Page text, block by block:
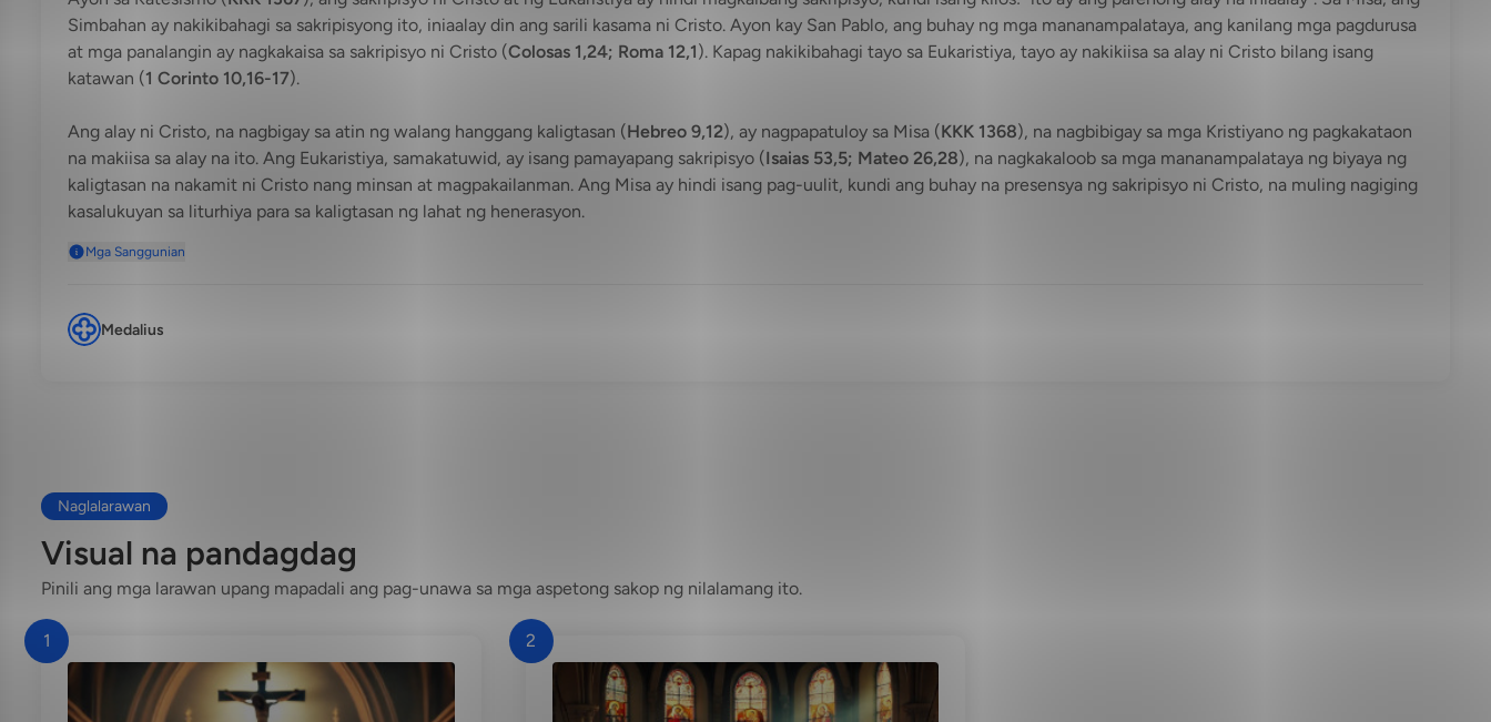
Simbahan ay nakikibahagi sa sakripisyong ito, iniaalay din ang sarili kasama ni Cristo. Ayon kay San Pablo, ang buhay ng mga mananampalataya, ang kanilang mga pagdurusa
at mga panalangin ay nagkakaisa sa sakripisyo ni Cristo (Colosas 1,24; Roma 12,1). Kapag nakikibahagi tayo sa Eukaristiya, tayo ay nakikiisa sa alay ni Cristo bilang isang
katawan (1 Corinto 10,16-17).
Ang alay ni Cristo, na nagbigay sa atin ng walang hanggang kaligtasan (Hebreo 9,12), ay nagpapatuloy sa Misa (KKK 1368), na nagbibigay sa mga Kristiyano ng pagkakataon
na makiisa sa alay na ito. Ang Eukaristiya, samakatuwid, ay isang pamayapang sakripisyo (Isaias 53,5; Mateo 26,28), na nagkakaloob sa mga mananampalataya ng biyaya ng
kaligtasan na nakamit ni Cristo nang minsan at magpakailanman. Ang Misa ay hindi isang pag-uulit, kundi ang buhay na presensya ng sakripisyo ni Cristo, na muling nagiging
kasalukuyan sa liturhiya para sa kaligtasan ng lahat ng henerasyon.
Mga Sanggunian
Medalius
Naglalarawan
Visual na pandagdag
Pinili ang mga larawan upang mapadali ang pag-unawa sa mga aspetong sakop ng nilalamang ito.
1 2